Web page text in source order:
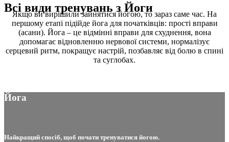
Всі види тренувань з Йоги
Якщо ви вирішили зайнятися йогою, то зараз саме час. На
першому етапі підійде йога для початківців: прості вправи
(асани). Йога – це відмінні вправи для схуднення, вона
допомагає відновленню нервової системи, нормалізує
серцевий ритм, покращує настрій, позбавляє від болю в спині
та суглобах.
Йога
Найкращий спосіб, щоб почати тренуватися йогою.